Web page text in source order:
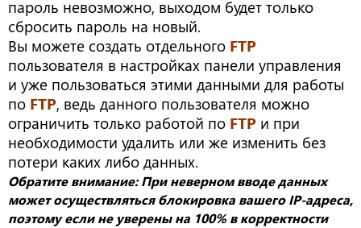
пароль невозможно, выходом будет только
сбросить пароль на новый.
Вы можете создать отдельного FTP
пользователя в настройках панели управления
и уже пользоваться этими данными для работы
по FTP, ведь данного пользователя можно
ограничить только работой по FTP и при
необходимости удалить или же изменить без
потери каких либо данных.
Обратите внимание: При неверном вводе данных
может осуществляться блокировка вашего IP-адреса,
поэтому если не уверены на 100% в корректности